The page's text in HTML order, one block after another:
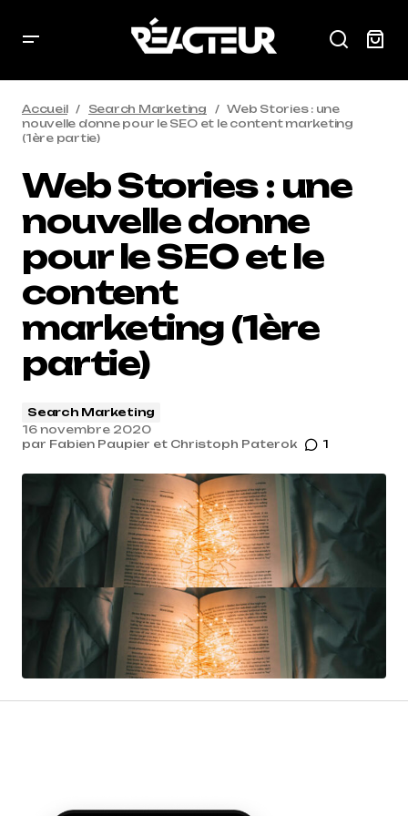
Accueil Search Marketing
Web Stories : une
nouvelle donne pour le SEO et le content marketing
(1ère partie)
Web Stories : une
nouvelle donne
pour le SEO et le
content
marketing (1ère
partie)
Search Marketing
16 novembre 2020
par Fabien Paupier et Christoph Paterok 1